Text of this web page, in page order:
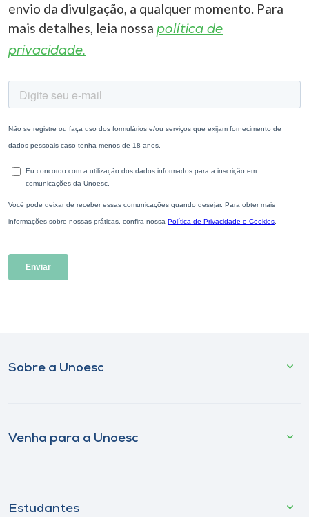
envio da divulgação, a qualquer momento. Para
mais detalhes, leia nossa política de
privacidade.
Sobre a Unoesc
Venha para a Unoesc
Estudantes